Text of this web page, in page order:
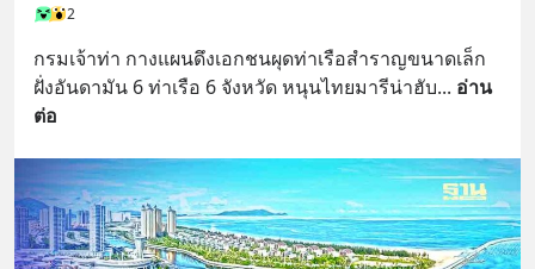
2
กรมเจ้าท่า กางแผนดึงเอกชนผุดท่าเรือสำราญขนาดเล็ก
ฝั่งอันดามัน 6 ท่าเรือ 6 จังหวัด หนุนไทยมารีน่าฮับ... อ่าน
ต่อ